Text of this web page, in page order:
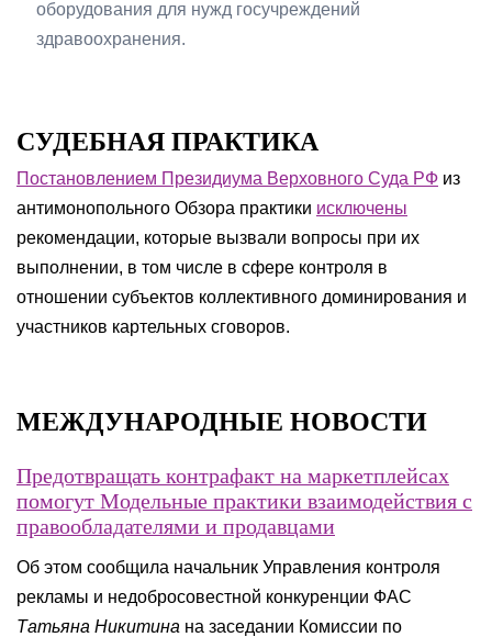
оборудования для нужд госучреждений
здравоохранения.
СУДЕБНАЯ ПРАКТИКА
Постановлением Президиума Верховного Суда РФ из
антимонопольного Обзора практики исключены
рекомендации, которые вызвали вопросы при их
выполнении, в том числе в сфере контроля в
отношении субъектов коллективного доминирования и
участников картельных сговоров.
МЕЖДУНАРОДНЫЕ НОВОСТИ
Предотвращать контрафакт на маркетплейсах
помогут Модельные практики взаимодействия с
правообладателями и продавцами
Об этом сообщила начальник Управления контроля
рекламы и недобросовестной конкуренции ФАС
Татьяна Никитина на заседании Комиссии по